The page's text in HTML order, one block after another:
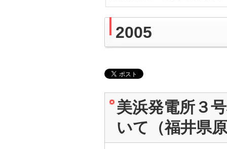
2005
美浜発電所３
いて（福井県